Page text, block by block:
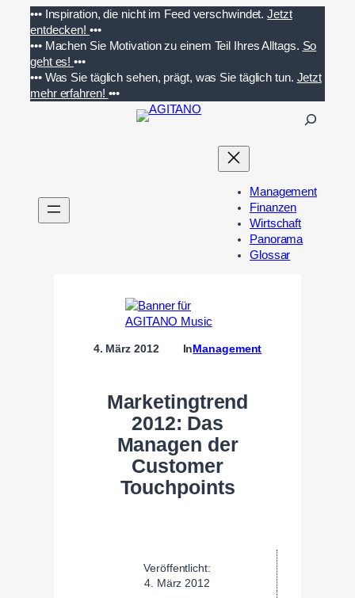
Inhalt
springen
••• Inspiration, die nicht im Feed verschwindet. Jetzt
entdecken! •••
••• Machen Sie Motivation zu einem Teil Ihres Alltags. So
geht es!•••
••• Was Sie täglich sehen, prägt, was Sie täglich tun. Jetzt
mehr erfahren! •••
n
Management
Finanzen
Wirtschaft
Panorama
Glossar
4. März 2012 InManagement
Marketingtrend
2012: Das
Managen der
Customer
Touchpoints
Veröffentlicht:
4. März 2012